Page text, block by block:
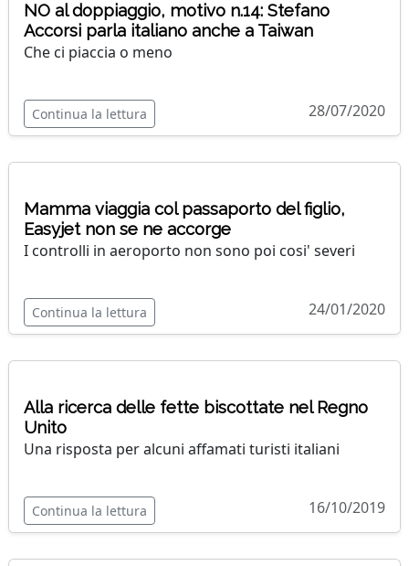
NO al doppiaggio, motivo n.14: Stefano
Accorsi parla italiano anche a Taiwan
Che ci piaccia o meno
Continua la lettura 28/07/2020
Mamma viaggia col passaporto del figlio,
Easyjet non se ne accorge
I controlli in aeroporto non sono poi cosi' severi
Continua la lettura 24/01/2020
Alla ricerca delle fette biscottate nel Regno
Unito
Una risposta per alcuni affamati turisti italiani
Continua la lettura 16/10/2019